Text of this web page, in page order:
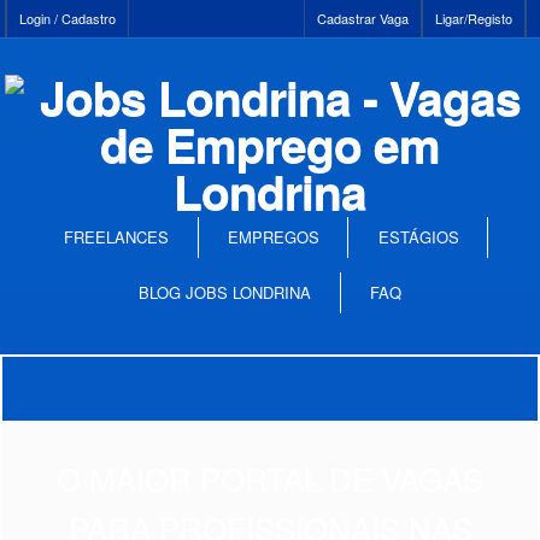
Login / Cadastro Ligar/Registo
Cadastrar Vaga
FREELANCES EMPREGOS ESTÁGIOS
BLOG JOBS LONDRINA FAQ